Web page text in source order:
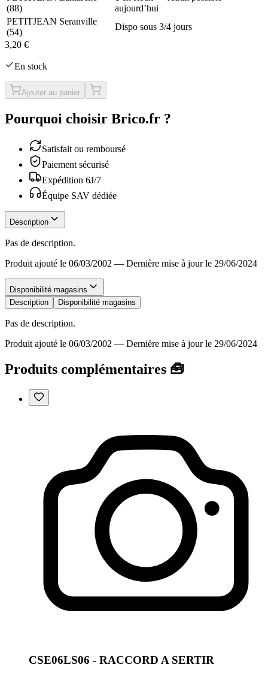
(88)
aujourd’hui
PETITJEAN Seranville
(54)
Dispo sous 3/4 jours
3,20 €
En stock
Ajouter au panier
Pourquoi choisir Brico.fr ?
Satisfait ou remboursé
Paiement sécurisé
Expédition 6J/7
Équipe SAV dédiée
Description
Pas de description.
Produit ajouté le 06/03/2002 — Dernière mise à jour le 29/06/2024
Disponibilité magasins
Description
Disponibilité magasins
Pas de description.
Produit ajouté le 06/03/2002 — Dernière mise à jour le 29/06/2024
Produits complémentaires 🧰
CSE06LS06 - RACCORD A SERTIR